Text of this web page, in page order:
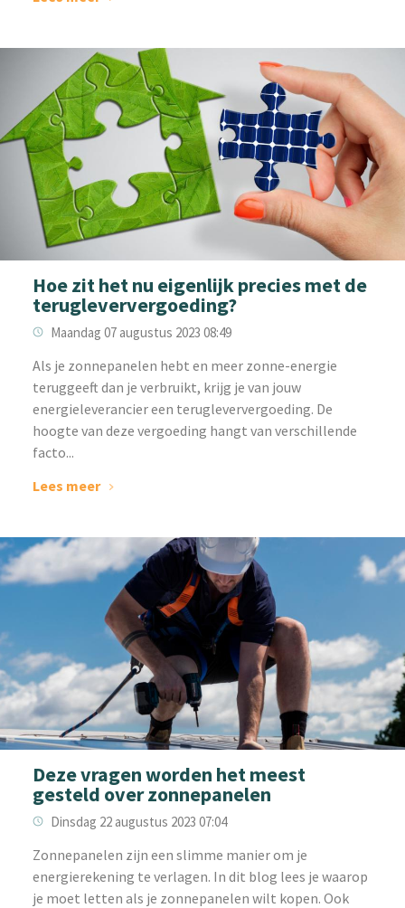
Hoe zit het nu eigenlijk precies met de
terugleververgoeding?
Maandag 07 augustus 2023 08:49
Als je zonnepanelen hebt en meer zonne-energie
teruggeeft dan je verbruikt, krijg je van jouw
energieleverancier een terugleververgoeding. De
hoogte van deze vergoeding hangt van verschillende
facto...
Lees meer
Deze vragen worden het meest
gesteld over zonnepanelen
Dinsdag 22 augustus 2023 07:04
‌Zonnepanelen zijn een slimme manier om je
energierekening te verlagen. In dit blog lees je waarop
je moet letten als je zonnepanelen wilt kopen. Ook